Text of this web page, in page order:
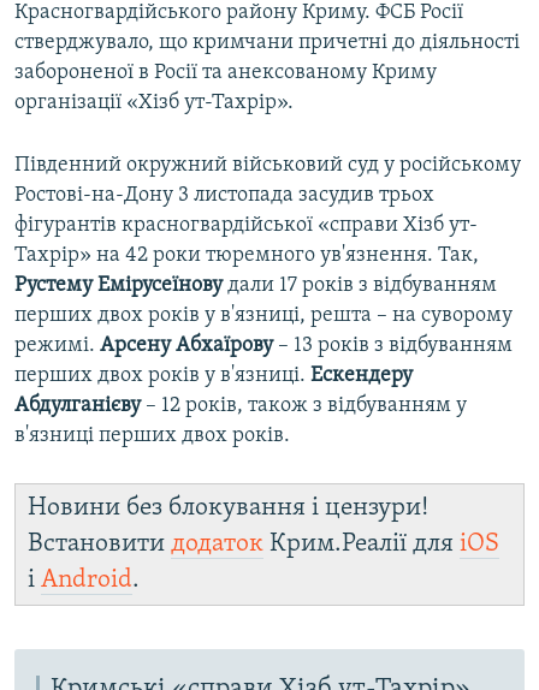
Красногвардійського району Криму. ФСБ Росії
стверджувало, що кримчани причетні до діяльності
забороненої в Росії та анексованому Криму
організації «Хізб ут-Тахрір».
Південний окружний військовий суд у російському
Ростові-на-Дону 3 листопада засудив трьох
фігурантів красногвардійської «справи Хізб ут-
Тахрір» на 42 роки тюремного ув'язнення. Так,
Рустему Емірусеїновудали 17 років з відбуванням
перших двох років у в'язниці, решта – на суворому
режимі. Арсену Абхаїрову– 13 років з відбуванням
перших двох років у в'язниці. Ескендеру
Абдулганієву– 12 років, також з відбуванням у
в'язниці перших двох років.
Новини без блокування і цензури!
Встановити додаток Крим.Реалії для iOS
і Android.